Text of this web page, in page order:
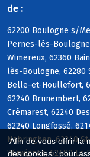
Afin de vous offrir la
des cookies : pour
de :
62200 Boulogne s/
Pernes-lès-
Wimereux, 62360
lès-Boulogne, 62280
Belle-et-Houllefort,
62240 Brunembert,
Crémarest, 62240
62240 Longfossé,
Nabringhen, 62240
Wirwignes, 62480 Le